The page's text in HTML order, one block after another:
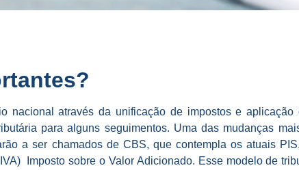
nacional através da unificação de impostos e
para alguns seguimentos. Uma das mudanças
a ser chamados de CBS, que contempla os atuais
Imposto sobre o Valor Adicionado. Esse modelo de